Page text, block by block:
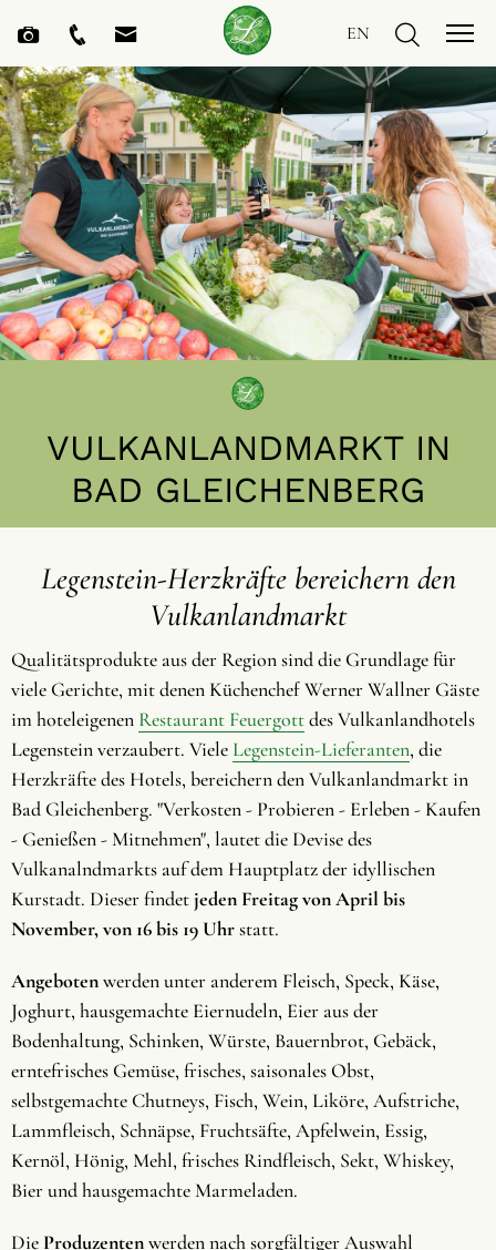
EN
VULKANLANDMARKT IN
BAD GLEICHENBERG
Legenstein-Herzkräfte bereichern den
Vulkanlandmarkt
Qualitätsprodukte aus der Region sind die Grundlage für
viele Gerichte, mit denen Küchenchef Werner Wallner Gäste
im hoteleigenen Restaurant Feuergottdes Vulkanlandhotels
Legenstein verzaubert. Viele Legenstein-Lieferanten, die
Herzkräfte des Hotels, bereichern den Vulkanlandmarkt in
Bad Gleichenberg. "Verkosten - Probieren - Erleben - Kaufen
- Genießen - Mitnehmen", lautet die Devise des
Vulkanalndmarkts auf dem Hauptplatz der idyllischen
Kurstadt. Dieser findetjeden Freitag von April bis
November, von 16 bis 19 Uhrstatt.
Angebotenwerden unter anderem Fleisch, Speck, Käse,
Joghurt, hausgemachte Eiernudeln, Eier aus der
Bodenhaltung, Schinken, Würste, Bauernbrot, Gebäck,
erntefrisches Gemüse, frisches, saisonales Obst,
selbstgemachte Chutneys, Fisch, Wein, Liköre, Aufstriche,
Lammfleisch, Schnäpse, Fruchtsäfte, Apfelwein, Essig,
Kernöl, Hönig, Mehl, frisches Rindfleisch, Sekt, Whiskey,
Bier und hausgemachte Marmeladen.
Die Produzentenwerden nach sorgfältiger Auswahl